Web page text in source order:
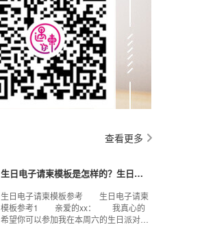
查看更多
生日电子请柬模板是怎样的？生日电子请柬制作方法
生日电子请柬模板参考 生日电子请柬
模板参考1 亲爱的xx： 我真心的
希望你可以参加我在本周六的生日派对，